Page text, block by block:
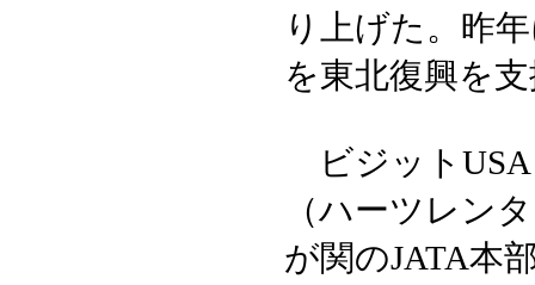
り上げた。昨
を東北復興を
ビジットUSA
（ハーツレン
が関のJATA本